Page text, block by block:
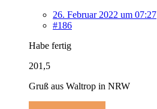
26. Februar 2022 um 07:27
#186
Habe fertig
201,5
Gruß aus Waltrop in NRW